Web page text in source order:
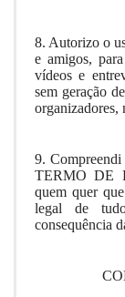
8. Autorizo o
e amigos,
vídeos e
sem geração
organizadores,
9. Compreendi
TERMO DE
quem quer
legal de
consequência